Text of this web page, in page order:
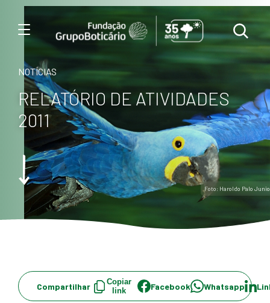
Menu
Foto: Haroldo Palo
NOTÍCIAS
RELATÓRIO DE ATIVIDADES
2011
Compartilhar
Copiar
link
Facebook Whatsapp